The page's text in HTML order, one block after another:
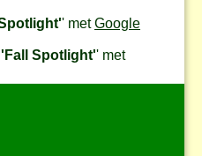
' metGoogle
'Fall Spotlight'' met